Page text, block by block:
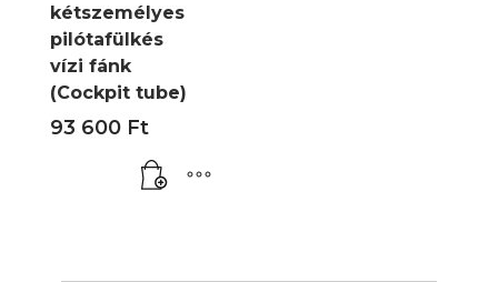
kétszemélyes
pilótafülkés
vízi fánk
(Cockpit tube)
93 600 Ft